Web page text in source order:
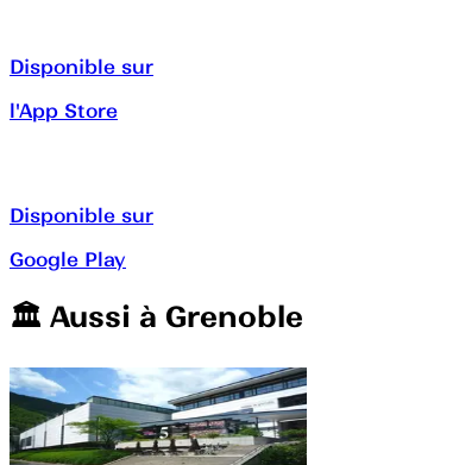
Disponible sur
l'App Store
Disponible sur
Google Play
🏛️️ Aussi à Grenoble